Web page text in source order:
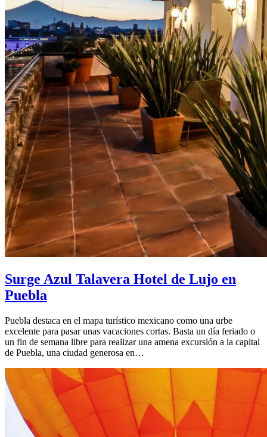
Surge Azul Talavera Hotel de Lujo en
Puebla
Puebla destaca en el mapa turístico mexicano como una urbe
excelente para pasar unas vacaciones cortas. Basta un día feriado o
un fin de semana libre para realizar una amena excursión a la capital
de Puebla, una ciudad generosa en…